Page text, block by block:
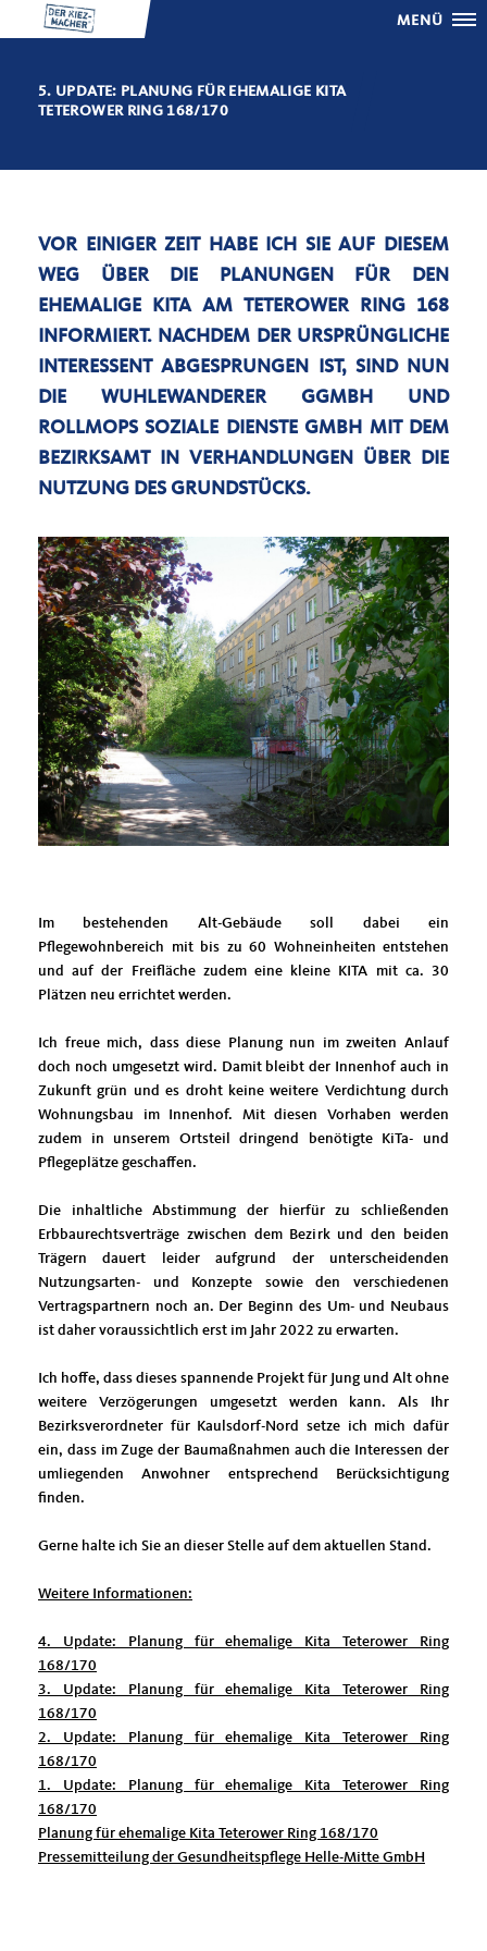
MENÜ
5. UPDATE: PLANUNG FÜR EHEMALIGE KITA
TETEROWER RING 168/170
VOR EINIGER ZEIT HABE ICH SIE AUF DIESEM
WEG ÜBER DIE PLANUNGEN FÜR DEN
EHEMALIGE KITA AM TETEROWER RING 168
INFORMIERT. NACHDEM DER URSPRÜNGLICHE
INTERESSENT ABGESPRUNGEN IST, SIND NUN
DIE WUHLEWANDERER GGMBH UND
ROLLMOPS SOZIALE DIENSTE GMBH MIT DEM
BEZIRKSAMT IN VERHANDLUNGEN ÜBER DIE
NUTZUNG DES GRUNDSTÜCKS.
Im bestehenden Alt-Gebäude soll dabei ein
Pflegewohnbereich mit bis zu 60 Wohneinheiten entstehen
und auf der Freifläche zudem eine kleine KITA mit ca. 30
Plätzen neu errichtet werden.
Ich freue mich, dass diese Planung nun im zweiten Anlauf
doch noch umgesetzt wird. Damit bleibt der Innenhof auch in
Zukunft grün und es droht keine weitere Verdichtung durch
Wohnungsbau im Innenhof. Mit diesen Vorhaben werden
zudem in unserem Ortsteil dringend benötigte KiTa- und
Pflegeplätze geschaffen.
Die inhaltliche Abstimmung der hierfür zu schließenden
Erbbaurechtsverträge zwischen dem Bezirk und den beiden
Trägern dauert leider aufgrund der unterscheidenden
Nutzungsarten- und Konzepte sowie den verschiedenen
Vertragspartnern noch an. Der Beginn des Um- und Neubaus
ist daher voraussichtlich erst im Jahr 2022 zu erwarten.
Ich hoffe, dass dieses spannende Projekt für Jung und Alt ohne
weitere Verzögerungen umgesetzt werden kann. Als Ihr
Bezirksverordneter für Kaulsdorf-Nord setze ich mich dafür
ein, dass im Zuge der Baumaßnahmen auch die Interessen der
umliegenden Anwohner entsprechend Berücksichtigung
finden.
Gerne halte ich Sie an dieser Stelle auf dem aktuellen Stand.
Weitere Informationen:
4. Update: Planung für ehemalige Kita Teterower Ring
168/170
3. Update: Planung für ehemalige Kita Teterower Ring
168/170
2. Update: Planung für ehemalige Kita Teterower Ring
168/170
1. Update: Planung für ehemalige Kita Teterower Ring
168/170
Planung für ehemalige Kita Teterower Ring 168/170
Pressemitteilung der Gesundheitspflege Helle-Mitte GmbH